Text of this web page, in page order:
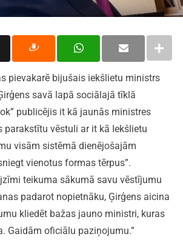
pievakarē bijušais iekšlietu ministrs
savā lapā sociālajā tīklā
publicējis it kā jaunās ministres
parakstītu vēstuli ar it kā Iekšlietu
visām sistēmā dienējošajām
vienotus formas tērpus”.
teikuma sākumā savu vēstījumu
padarot nopietnāku, Ģirģens aicina
kliedēt bažas jauno ministri, kuras
Gaidām oficiālu paziņojumu.”